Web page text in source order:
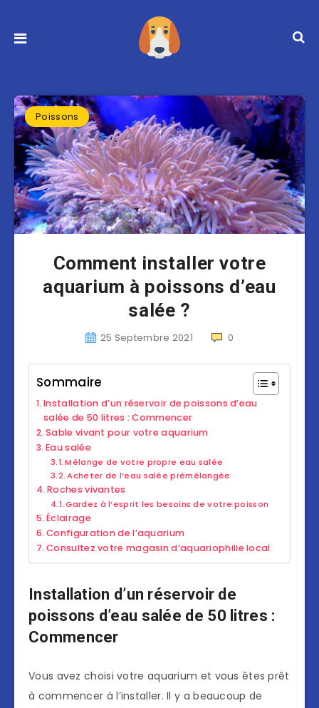
Poissons
Comment installer votre
aquarium à poissons d’eau
salée ?
25 Septembre 2021 0
Sommaire
Installation d’un réservoir de poissons d’eau
salée de 50 litres : Commencer
Sable vivant pour votre aquarium
Eau salée
Mélange de votre propre eau salée
Acheter de l’eau salée prémélangée
Roches vivantes
Gardez à l’esprit les besoins de votre poisson
Éclairage
Configuration de l’aquarium
Consultez votre magasin d’aquariophilie local
Installation d’un réservoir de
poissons d’eau salée de 50 litres :
Commencer
Vous avez choisi votre aquarium et vous êtes prêt
à commencer à l’installer. Il y a beaucoup de